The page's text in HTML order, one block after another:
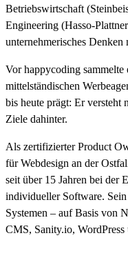
Betriebswirtschaft
Engineering (Hasso-
unternehmerisches Denken
Vor happycoding sammelte
mittelständischen
bis heute prägt: Er versteht
Ziele dahinter.
Als zertifizierter Product
für Webdesign an der
seit über 15 Jahren bei der
individueller Software.
Systemen – auf Basis von
CMS, Sanity.io,